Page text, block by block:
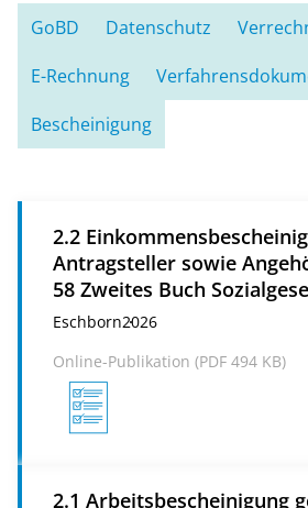
GoBD Datenschutz
E-Rechnung
Bescheinigung
2.2
Antragsteller sowie
58 Zweites Buch
Eschborn2026
Online-Publikation (PDF 494 KB)
2.1 Arbeitsbescheinigung